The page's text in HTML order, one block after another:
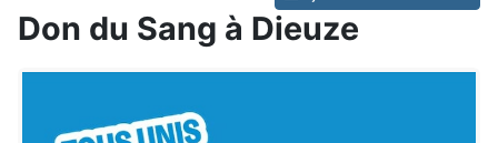
Don du Sang à Dieuze